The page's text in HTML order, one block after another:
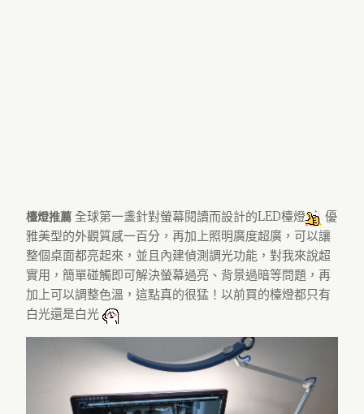
檯燈推薦 全球第一盞針對螢幕閱讀而設計的LED檯燈
優
雅美型的外觀質感一百分，再加上照明廣度超廣，可以讓
整個桌面都亮起來，並且內建偵測調光功能，對我來說超
實用，簡單碰觸即可解決螢幕過亮、背景過暗等問題，再
加上可以調整色溫，這點真的很猛！以前買的檯燈都只有
白光還是白光